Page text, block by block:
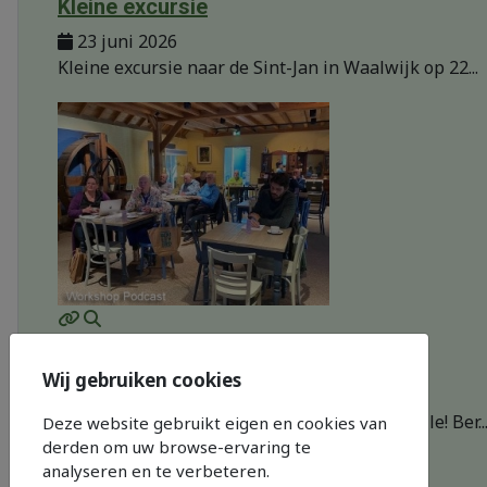
Kleine excursie
23 juni 2026
Kleine excursie naar de Sint-Jan in Waalwijk op 22...
MOD_JTCS_VIEW_ARTICLE_LINK
19 mei 2026
Help mee aan een podcast over Sprang-Capelle! Ber...
Wij gebruiken cookies
Deze website gebruikt eigen en cookies van
derden om uw browse-ervaring te
analyseren en te verbeteren.